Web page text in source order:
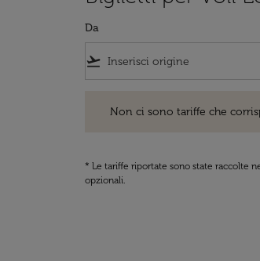
Da
flight_takeoff
Non ci sono tariffe che
* Le tariffe riportate sono state raccolte
opzionali.